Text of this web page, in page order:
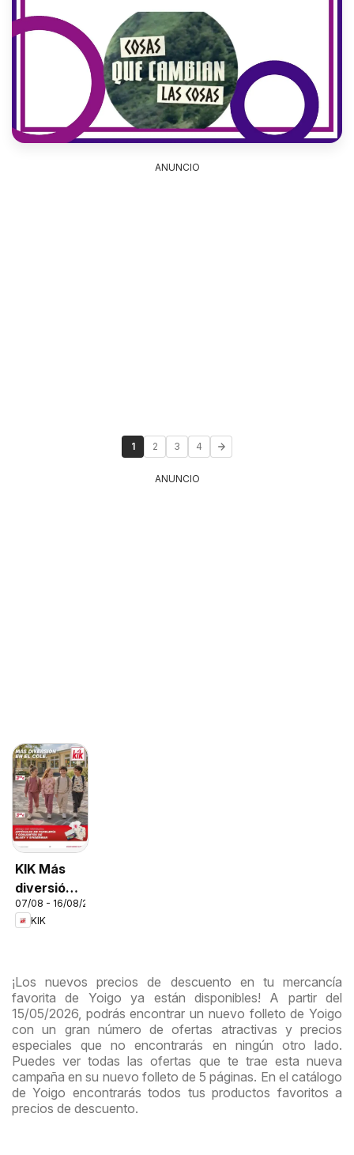
ANUNCIO
1 2 3 4
ANUNCIO
KIK Más
diversión
en el cole
07/08 - 16/08/2026
KIK
¡Los nuevos precios de descuento en tu mercancía
favorita de Yoigo ya están disponibles! A partir del
15/05/2026, podrás encontrar un nuevo folleto de Yoigo
con un gran número de ofertas atractivas y precios
especiales que no encontrarás en ningún otro lado.
Puedes ver todas las ofertas que te trae esta nueva
campaña en su nuevo folleto de 5 páginas. En el catálogo
de Yoigo encontrarás todos tus productos favoritos a
precios de descuento.